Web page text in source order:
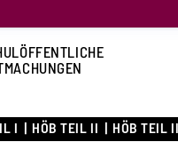
I HÖB TEIL II HÖB TEIL